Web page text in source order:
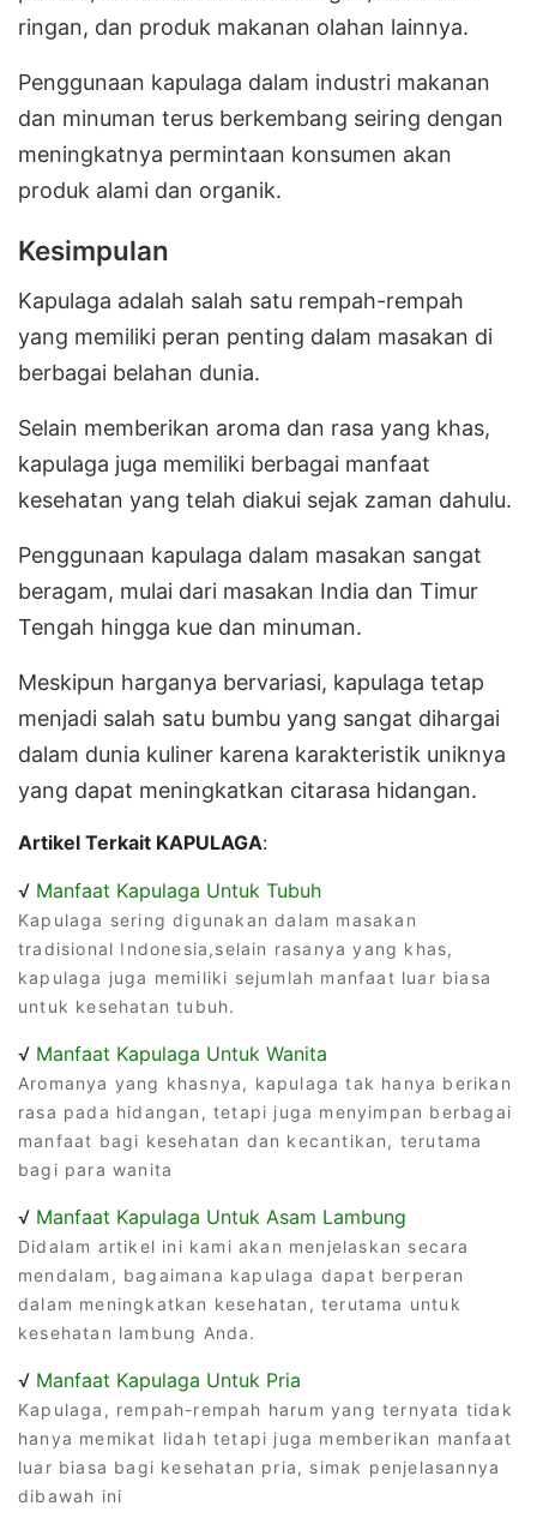
ringan, dan produk makanan olahan lainnya.
Penggunaan kapulaga dalam industri makanan
dan minuman terus berkembang seiring dengan
meningkatnya permintaan konsumen akan
produk alami dan organik.
Kesimpulan
Kapulaga adalah salah satu rempah-rempah
yang memiliki peran penting dalam masakan di
berbagai belahan dunia.
Selain memberikan aroma dan rasa yang khas,
kapulaga juga memiliki berbagai manfaat
kesehatan yang telah diakui sejak zaman dahulu.
Penggunaan kapulaga dalam masakan sangat
beragam, mulai dari masakan India dan Timur
Tengah hingga kue dan minuman.
Meskipun harganya bervariasi, kapulaga tetap
menjadi salah satu bumbu yang sangat dihargai
dalam dunia kuliner karena karakteristik uniknya
yang dapat meningkatkan citarasa hidangan.
Artikel Terkait KAPULAGA:
√ Manfaat Kapulaga Untuk Tubuh
Kapulaga sering digunakan dalam masakan
tradisional Indonesia,selain rasanya yang khas,
kapulaga juga memiliki sejumlah manfaat luar biasa
untuk kesehatan tubuh.
√ Manfaat Kapulaga Untuk Wanita
Aromanya yang khasnya, kapulaga tak hanya berikan
rasa pada hidangan, tetapi juga menyimpan berbagai
manfaat bagi kesehatan dan kecantikan, terutama
bagi para wanita
√ Manfaat Kapulaga Untuk Asam Lambung
Didalam artikel ini kami akan menjelaskan secara
mendalam, bagaimana kapulaga dapat berperan
dalam meningkatkan kesehatan, terutama untuk
kesehatan lambung Anda.
√ Manfaat Kapulaga Untuk Pria
Kapulaga, rempah-rempah harum yang ternyata tidak
hanya memikat lidah tetapi juga memberikan manfaat
luar biasa bagi kesehatan pria, simak penjelasannya
dibawah ini